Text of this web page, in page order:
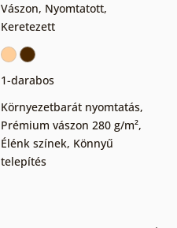
Vászon, Nyomtatott,
Keretezett
1-darabos
Környezetbarát nyomtatás,
Prémium vászon 280 g/m²,
Élénk színek, Könnyű
telepítés